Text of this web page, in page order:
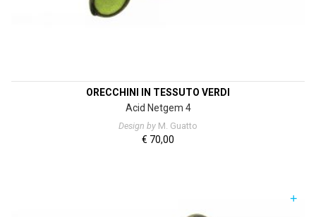
ORECCHINI IN TESSUTO VERDI
Acid Netgem 4
Design by M. Guatto
€ 70,00
+